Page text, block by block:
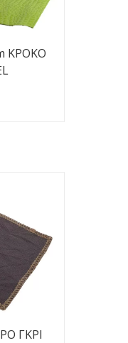
ΚΡΟΚΟ
ΓΚΡΙ